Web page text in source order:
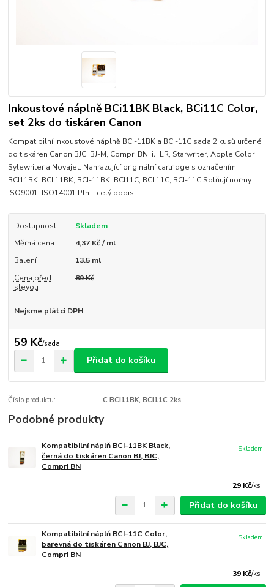
Inkoustové náplně BCi11BK Black, BCi11C Color,
set 2ks do tiskáren Canon
Kompatibilní inkoustové náplně BCI-11BK a BCI-11C sada 2 kusů určené
do tiskáren Canon BJC, BJ-M, Compri BN, iJ, LR, Starwriter, Apple Color
Sylewriter a Novajet. Nahrazující originální cartridge s označením:
BCI11BK, BCI 11BK, BCI-11BK, BCI11C, BCI 11C, BCI-11C Splňují normy:
ISO9001, ISO14001 Pln... celý popis
Dostupnost
Skladem
Měrná cena
4,37 Kč / ml
Balení
13.5 ml
Cena před
slevou
89 Kč
Nejsme plátci DPH
59 Kč/sada
Přidat do košíku
Číslo produktu: C BCI11BK, BCI11C 2ks
Podobné produkty
Kompatibilní náplň BCI-11BK Black,
černá do tiskáren Canon BJ, BJC,
Compri BN
29 Kč/ks
Skladem
Přidat do košíku
Kompatibilní náplń BCI-11C Color,
barevná do tiskáren Canon BJ, BJC,
Compri BN
39 Kč/ks
Skladem